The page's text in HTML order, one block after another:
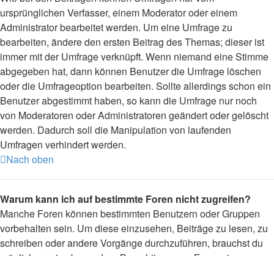
ursprünglichen Verfasser, einem Moderator oder einem
Administrator bearbeitet werden. Um eine Umfrage zu
bearbeiten, ändere den ersten Beitrag des Themas; dieser ist
immer mit der Umfrage verknüpft. Wenn niemand eine Stimme
abgegeben hat, dann können Benutzer die Umfrage löschen
oder die Umfrageoption bearbeiten. Sollte allerdings schon ein
Benutzer abgestimmt haben, so kann die Umfrage nur noch
von Moderatoren oder Administratoren geändert oder gelöscht
werden. Dadurch soll die Manipulation von laufenden
Umfragen verhindert werden.
Nach oben
Warum kann ich auf bestimmte Foren nicht zugreifen?
Manche Foren können bestimmten Benutzern oder Gruppen
vorbehalten sein. Um diese einzusehen, Beiträge zu lesen, zu
schreiben oder andere Vorgänge durchzuführen, brauchst du